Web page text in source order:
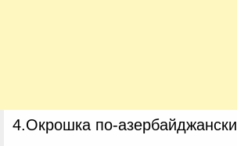
4.Окрошка по‑азербайджански